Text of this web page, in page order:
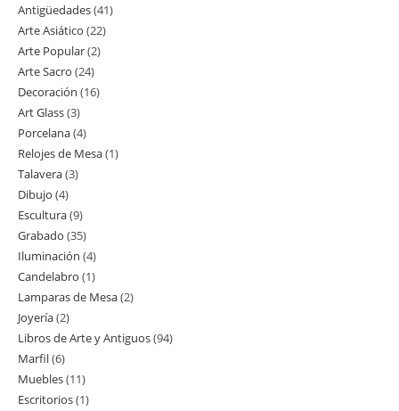
Antigüedades 4141
Arte Asiático 2222
Arte Popular 22
Arte Sacro 2424
productos
Decoración 1616
Art Glass 33
productos
Porcelana 44
productos
Relojes de Mesa 11
Talavera 33
Dibujo 44
productos
Escultura 99
productos
Grabado 3535
productos
Iluminación 44
productos
Candelabro 11
producto
Lamparas de Mesa 22
Joyería 22
productos
Libros de Arte y Antiguos 9494
Marfil 66
productos
Muebles 1111
productos
Escritorios 11